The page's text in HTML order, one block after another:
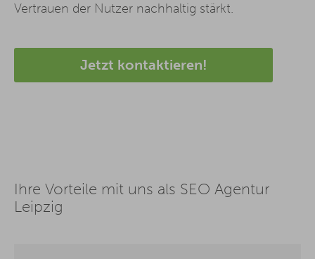
Vertrauen der Nutzer nachhaltig stärkt.
Jetzt kontaktieren!
Ihre Vorteile mit uns als SEO Agentur
Leipzig